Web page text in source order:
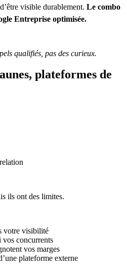
visible durablement. Le combo
Entreprise optimisée.
qualifiés, pas des curieux.
plateformes de
ils ont des limites.
votre visibilité
vos concurrents
vos marges
plateforme externe